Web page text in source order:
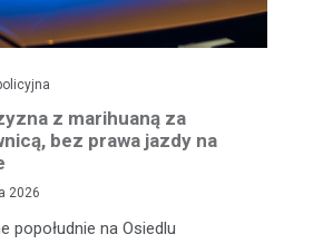
z marihuaną za
bez prawa jazdy na
2026
popołudnie na Osiedlu